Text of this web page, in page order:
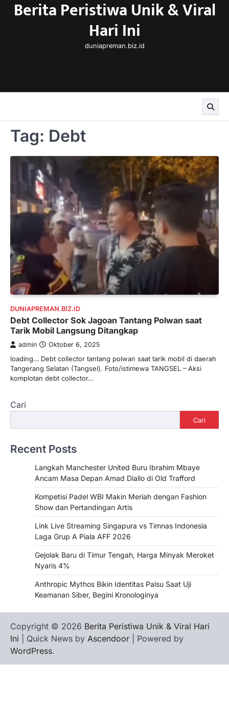
SkipBerita Peristiwa Unik & Viral
Hari Ini
duniapreman.biz.id
Tag: Debt
DUNIAPREMAN.BIZ.ID
Debt Collector Sok Jagoan Tantang Polwan saat
Tarik Mobil Langsung Ditangkap
admin Oktober 6, 2025
loading… Debt collector tantang polwan saat tarik mobil di daerah
Tangerang Selatan (Tangsel). Foto/istimewa TANGSEL – Aksi
komplotan debt collector…
Cari
Cari
Recent Posts
Langkah Manchester United Buru Ibrahim Mbaye
Ancam Masa Depan Amad Diallo di Old Trafford
Kompetisi Padel WBI Makin Meriah dengan Fashion
Show dan Pertandingan Artis
Link Live Streaming Singapura vs Timnas Indonesia
Laga Grup A Piala AFF 2026
Gejolak Baru di Timur Tengah, Harga Minyak Meroket
Nyaris 4%
Anthropic Mythos Bikin Identitas Palsu Saat Uji
Keamanan Siber, Begini Kronologinya
Copyright © 2026 Berita Peristiwa Unik & Viral Hari
Ini | Quick News by Ascendoor | Powered by
WordPress.